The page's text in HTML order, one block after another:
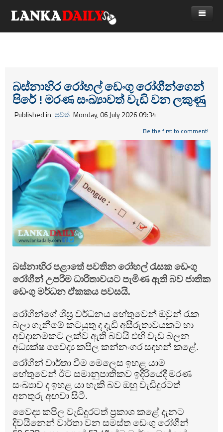
බස්නාහිර රෝහල් ඩෙංගු රෝගීන්ගෙන්
පිරේ ! මරණ සංඛ්‍යාවත් වැඩි වන ලකුණු
Published in පුවත් Monday, 06 July 2026 09:34
Be the first to comment!
බස්නාහිර පළාතේ පවතින රෝහල් රැසක ඩෙංගු
රෝගීන් උපරිම ධාරිතාවයට පැමිණ ඇති බව ජාතික
ඩෙංගු මර්ධන ඒකකය පවසයි.
රෝගීන්ගේ ශීඝ්‍ර වර්ධනය හේතුවෙන් ඔවුන් රැක
බලා ගැනීමේ කටයුතු ද දැඩි අසීරුතාවයකට හා
අවදානමකට ලක්ව ඇති බවයි එහි වැඩ බලන
අධ්‍යක්ෂ වෛද්‍ය කපිල කන්නංගර සඳහන් කළේ.
රෝගීන් වාර්තා වීම මෙලෙස ඉහළ යාම
හේතුවෙන් ඊට සමානුපාතිකව ඉදිරියේදී මරණ
සංඛ්‍යාව ද ඉහළ යා හැකි බව ඔහු වැඩිදුරටත්
අනතුරු අඟවා සිටී.
වෛද්‍ය කපිල වැඩිදුරටත් ප්‍රකාශ කළේ දැනට
දිවයිනෙන් වාර්තා වන සමස්ත ඩෙංගු රෝගීන්
විදෙස්
ක්‍රීඩා
කලා
කාලීන සංවාද
විශේෂාංග
Life
විඩියෝ ගැලරිය
විමසීම්
Advertise with us